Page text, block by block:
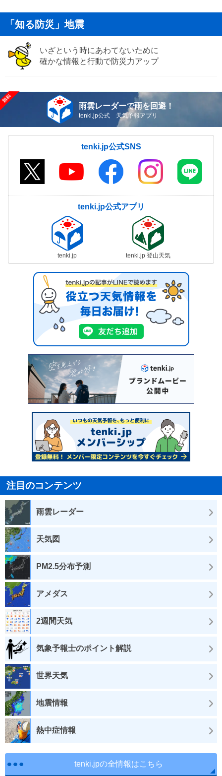
「知る防災」地震
いざという時にあわてないために
確かな情報と行動で防災力アップ
雨雲レーダーで雨を回避！
tenki.jp公式 天気予報アプリ
tenki.jp公式SNS
tenki.jp公式アプリ
tenki.jp tenki.jp 登山天気
注目のコンテンツ
雨雲レーダー
天気図
PM2.5分布予測
アメダス
2週間天気
気象予報士のポイント解説
世界天気
地震情報
熱中症情報
tenki.jpの全情報はこちら